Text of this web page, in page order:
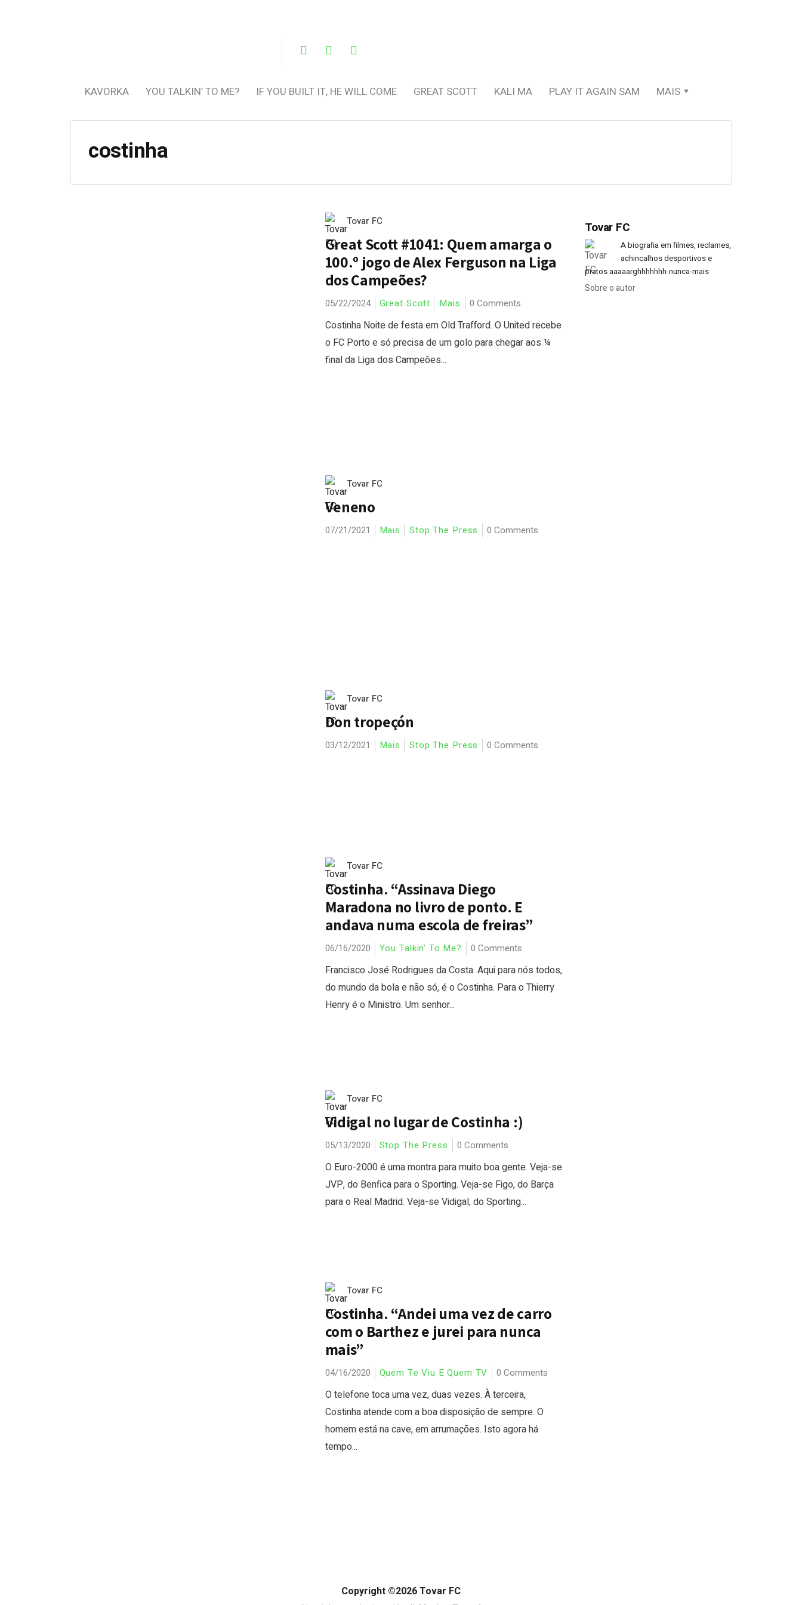
KAVORKA YOU TALKIN’ TO ME? IF YOU BUILT IT, HE WILL COME GREAT SCOTT KALI MA PLAY IT AGAIN SAM MAIS
costinha
Tovar FC
Great Scott #1041: Quem amarga o
100.º jogo de Alex Ferguson na Liga
dos Campeões?
05/22/2024 Great Scott Mais 0 Comments
Costinha Noite de festa em Old Trafford. O United recebe
o FC Porto e só precisa de um golo para chegar aos ¼
final da Liga dos Campeões...
Tovar FC
Veneno
07/21/2021 Mais Stop The Press 0 Comments
Tovar FC
Don tropeçón
03/12/2021 Mais Stop The Press 0 Comments
Tovar FC
Costinha. “Assinava Diego
Maradona no livro de ponto. E
andava numa escola de freiras”
06/16/2020 You Talkin' To Me? 0 Comments
Francisco José Rodrigues da Costa. Aqui para nós todos,
do mundo da bola e não só, é o Costinha. Para o Thierry
Henry é o Ministro. Um senhor...
Tovar FC
Vidigal no lugar de Costinha :)
05/13/2020 Stop The Press 0 Comments
O Euro-2000 é uma montra para muito boa gente. Veja-se
JVP, do Benfica para o Sporting. Veja-se Figo, do Barça
para o Real Madrid. Veja-se Vidigal, do Sporting...
Tovar FC
Costinha. “Andei uma vez de carro
com o Barthez e jurei para nunca
mais”
04/16/2020 Quem Te Viu E Quem TV 0 Comments
O telefone toca uma vez, duas vezes. À terceira,
Costinha atende com a boa disposição de sempre. O
homem está na cave, em arrumações. Isto agora há
tempo...
Tovar FC
A biografia em filmes, reclames,
achincalhos desportivos e
pratos aaaaarghhhhhhh-nunca-mais
Sobre o autor
Copyright ©2026 Tovar FC